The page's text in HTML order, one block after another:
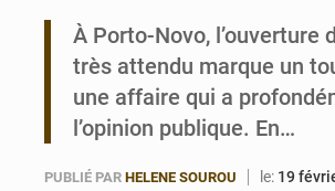
À Porto-Novo, l’ouverture
très attendu marque un
une affaire qui a
l’opinion publique. En…
PUBLIÉ PAR HELENE SOUROU le: 19